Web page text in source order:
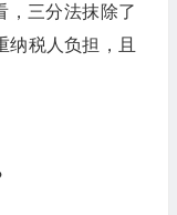
，三分法抹除了
纳税人负担，且